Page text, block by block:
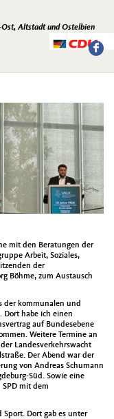
Altstadt und Ostelbien
mit den Beratungen der
Arbeit, Soziales,
der
Böhme, zum Austausch
der kommunalen und
Dort habe ich einen
auf Bundesebene
Weitere Termine an
Landesverkehrswacht
Der Abend war der
von Andreas Schumann
Süd. Sowie eine
SPD mit dem
Dort gab es unter